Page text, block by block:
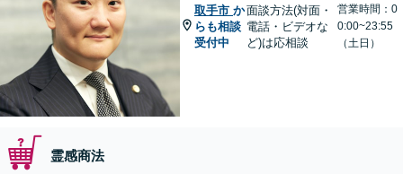
取手市 か
らも相談
受付中
面談方法(対面・
電話・ビデオな
ど)は応相談
営業時間：0
0:00~23:55
（土日）
霊感商法